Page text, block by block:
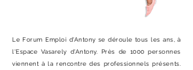
Le Forum Emploi d'Antony se déroule tous les ans, à
l'Espace Vasarely d'Antony. Près de 1000 personnes
viennent à la rencontre des professionnels présents.